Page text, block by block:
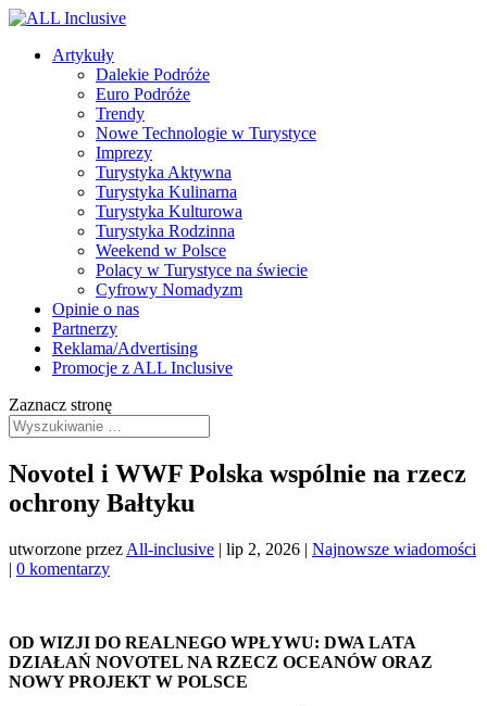
Artykuły
Dalekie Podróże
Euro Podróże
Trendy
Nowe Technologie w Turystyce
Imprezy
Turystyka Aktywna
Turystyka Kulinarna
Turystyka Kulturowa
Turystyka Rodzinna
Weekend w Polsce
Polacy w Turystyce na świecie
Cyfrowy Nomadyzm
Opinie o nas
Partnerzy
Reklama/Advertising
Promocje z ALL Inclusive
Zaznacz stronę
Novotel i WWF Polska wspólnie na rzecz
ochrony Bałtyku
utworzone przez All-inclusive | lip 2, 2026 | Najnowsze wiadomości
| 0 komentarzy
OD WIZJI DO REALNEGO WPŁYWU: DWA LATA
DZIAŁAŃ NOVOTEL NA RZECZ OCEANÓW ORAZ
NOWY PROJEKT W POLSCE